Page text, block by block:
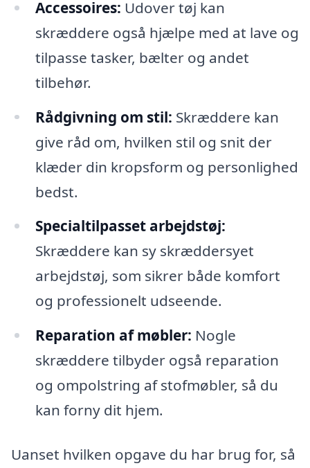
Accessoires: Udover tøj kan
skræddere også hjælpe med at lave og
tilpasse tasker, bælter og andet
tilbehør.
Rådgivning om stil: Skræddere kan
give råd om, hvilken stil og snit der
klæder din kropsform og personlighed
bedst.
Specialtilpasset arbejdstøj:
Skræddere kan sy skræddersyet
arbejdstøj, som sikrer både komfort
og professionelt udseende.
Reparation af møbler: Nogle
skræddere tilbyder også reparation
og ompolstring af stofmøbler, så du
kan forny dit hjem.
Uanset hvilken opgave du har brug for, så